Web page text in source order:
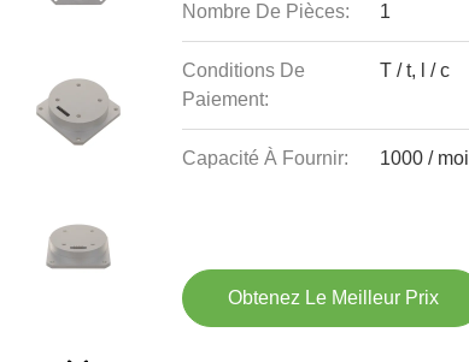
Nombre De Pièces: 1
Conditions De
Paiement:
T / t, l / c
Capacité À Fournir: 1000 /
Obtenez Le Meilleur Prix